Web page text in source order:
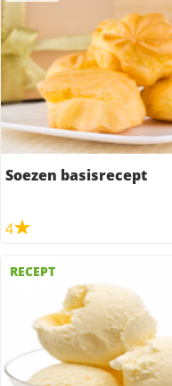
Soezen basisrecept
4
RECEPT